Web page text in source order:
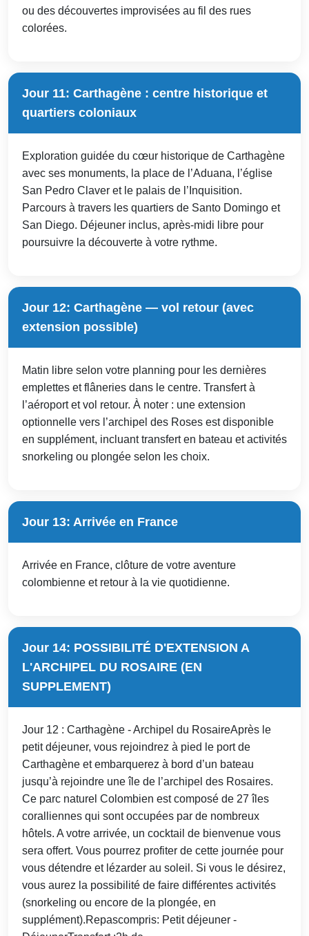
ou des découvertes improvisées au fil des rues
colorées.
Jour 11: Carthagène : centre historique et
quartiers coloniaux
Exploration guidée du cœur historique de Carthagène
avec ses monuments, la place de l’Aduana, l’église
San Pedro Claver et le palais de l’Inquisition.
Parcours à travers les quartiers de Santo Domingo et
San Diego. Déjeuner inclus, après-midi libre pour
poursuivre la découverte à votre rythme.
Jour 12: Carthagène — vol retour (avec
extension possible)
Matin libre selon votre planning pour les dernières
emplettes et flâneries dans le centre. Transfert à
l’aéroport et vol retour. À noter : une extension
optionnelle vers l’archipel des Roses est disponible
en supplément, incluant transfert en bateau et activités
snorkeling ou plongée selon les choix.
Jour 13: Arrivée en France
Arrivée en France, clôture de votre aventure
colombienne et retour à la vie quotidienne.
Jour 14: POSSIBILITÉ D'EXTENSION A
L'ARCHIPEL DU ROSAIRE (EN
SUPPLEMENT)
Jour 12 : Carthagène - Archipel du RosaireAprès le
petit déjeuner, vous rejoindrez à pied le port de
Carthagène et embarquerez à bord d’un bateau
jusqu’à rejoindre une île de l’archipel des Rosaires.
Ce parc naturel Colombien est composé de 27 îles
coralliennes qui sont occupées par de nombreux
hôtels. A votre arrivée, un cocktail de bienvenue vous
sera offert. Vous pourrez profiter de cette journée pour
vous détendre et lézarder au soleil. Si vous le désirez,
vous aurez la possibilité de faire différentes activités
(snorkeling ou encore de la plongée, en
supplément).Repascompris: Petit déjeuner -